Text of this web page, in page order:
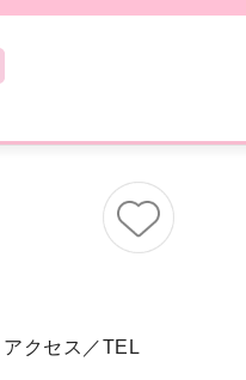
アクセス／TEL